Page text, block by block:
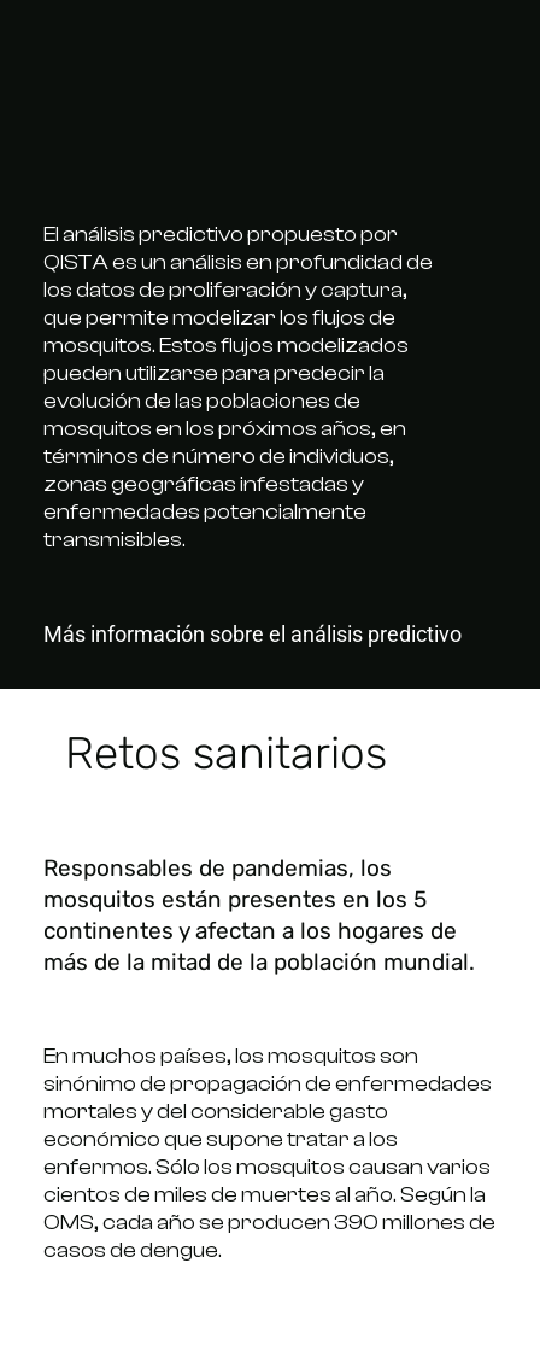
El análisis predictivo propuesto por
QISTA es un análisis en profundidad de
los datos de proliferación y captura,
que permite modelizar los flujos de
mosquitos. Estos flujos modelizados
pueden utilizarse para predecir la
evolución de las poblaciones de
mosquitos en los próximos años, en
términos de número de individuos,
zonas geográficas infestadas y
enfermedades potencialmente
transmisibles.
Más información sobre el análisis predictivo
Retos sanitarios
Responsables de pandemias, los
mosquitos están presentes en los 5
continentes y afectan a los hogares de
más de la mitad de la población mundial.
En muchos países, los mosquitos son
sinónimo de propagación de enfermedades
mortales y del considerable gasto
económico que supone tratar a los
enfermos. Sólo los mosquitos causan varios
cientos de miles de muertes al año. Según la
OMS, cada año se producen 390 millones de
casos de dengue.